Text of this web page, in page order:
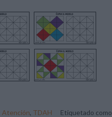
Atención, TDAH Etiquetado